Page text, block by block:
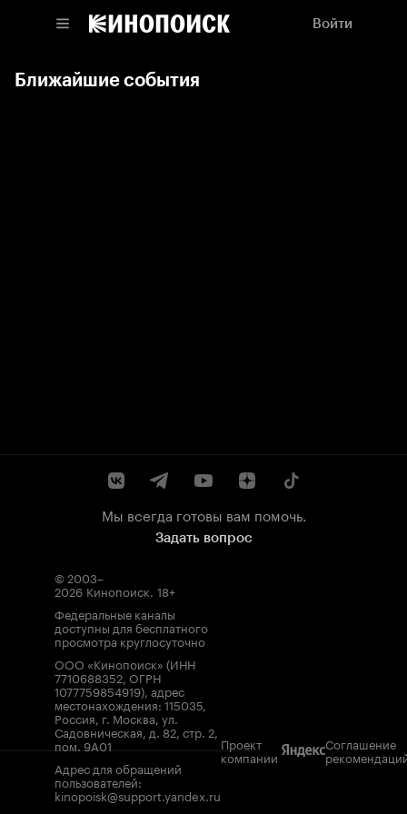
Войти
Ближайшие события
Мы всегда готовы вам помочь.
Задать вопрос
© 2003–
2026 Кинопоиск. 18+
Федеральные каналы
доступны для бесплатного
просмотра круглосуточно
ООО «Кинопоиск» (ИНН
7710688352, ОГРН
1077759854919), адрес
местонахождения: 115035,
Россия, г. Москва, ул.
Садовническая, д. 82, стр. 2,
пом. 9А01
Адрес для обращений
пользователей:
kinopoisk@support.yandex.ru
Проект
компании
Соглашение